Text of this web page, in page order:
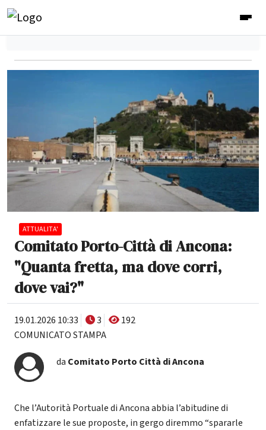
ATTUALITA'
Comitato Porto-Città di Ancona:
"Quanta fretta, ma dove corri,
dove vai?"
19.01.2026 10:33 3
192
COMUNICATO STAMPA
da Comitato Porto Città di Ancona
Che l’Autorità Portuale di Ancona abbia l’abitudine di
enfatizzare le sue proposte, in gergo diremmo “spararle